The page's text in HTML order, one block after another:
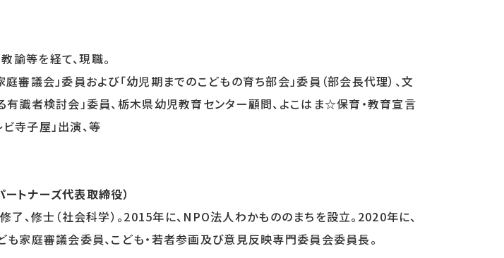
等を経て、現職。
議会」委員および「幼児期までのこどもの育ち部会」委員（部会長代理）、文
識者検討会」委員、栃木県幼児教育センター顧問、よこはま☆保育・教育宣言
寺子屋」出演、等
トナーズ代表取締役）
修士（社会科学）。2015年に、NPO法人わかもののまちを設立。2020年に、
家庭審議会委員、こども・若者参画及び意見反映専門委員会委員長。